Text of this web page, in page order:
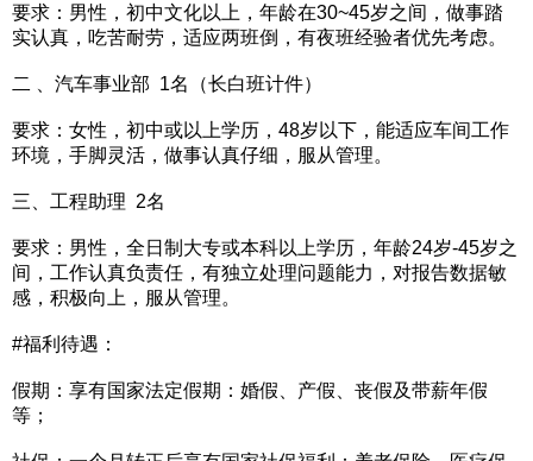
要求：男性，初中文化以上，年龄在30~45岁之间，做事踏
实认真，吃苦耐劳，适应两班倒，有夜班经验者优先考虑。
二 、汽车事业部 1名（长白班计件）
要求：女性，初中或以上学历，48岁以下，能适应车间工作
环境，手脚灵活，做事认真仔细，服从管理。
三、工程助理 2名
要求：男性，全日制大专或本科以上学历，年龄24岁-45岁之
间，工作认真负责任，有独立处理问题能力，对报告数据敏
感，积极向上，服从管理。
#福利待遇：
假期：享有国家法定假期：婚假、产假、丧假及带薪年假
等；